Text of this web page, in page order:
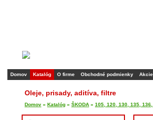
Domov Katalóg O firme Obchodné podmienky
Oleje, prisady, aditíva, filtre
Domov » Katalóg » ŠKODA » 105, 120, 130, 135,